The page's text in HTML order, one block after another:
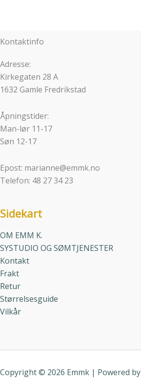
Kontaktinfo
Adresse:
Kirkegaten 28 A
1632 Gamle Fredrikstad
Åpningstider:
Man-lør 11-17
Søn 12-17
Epost: marianne@emmk.no
Telefon: 48 27 34 23
Sidekart
OM EMM K.
SYSTUDIO OG SØMTJENESTER
Kontakt
Frakt
Retur
Størrelsesguide
Vilkår
Copyright © 2026 Emmk | Powered by